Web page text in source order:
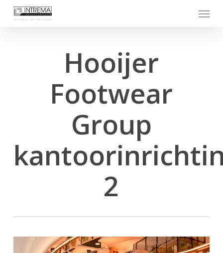
Menu
Hooijer
Footwear
Group
2